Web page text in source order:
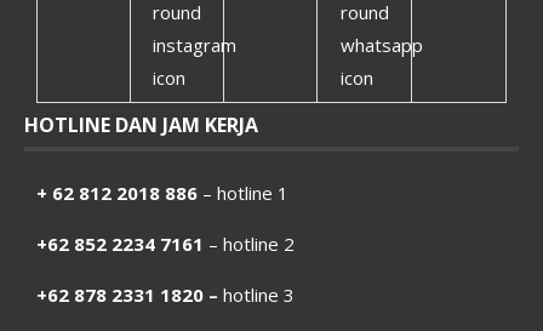
HOTLINE DAN JAM KERJA
+ 62 812 2018 886 – hotline 1
+62 852 2234 7161 – hotline 2
+62 878 2331 1820 – hotline 3